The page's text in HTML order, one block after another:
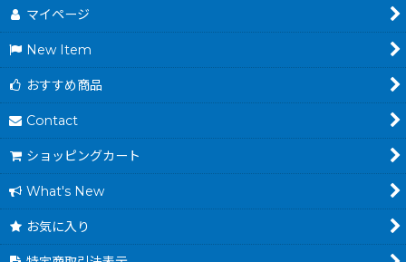
マイページ
New Item
おすすめ商品
Contact
ショッピングカート
What's New
お気に入り